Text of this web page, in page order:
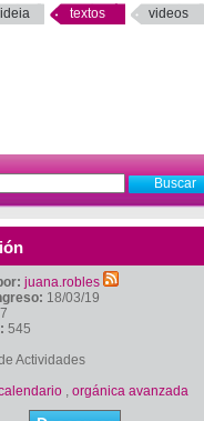
textos videos
juana.robles
18/03/19
545
Actividades
, orgánica avanzada